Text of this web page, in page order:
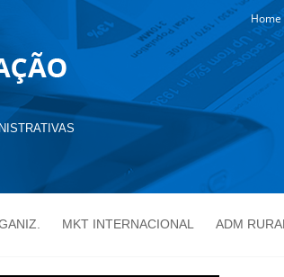
Home
MKT INTERNACIONAL ADM RURAL